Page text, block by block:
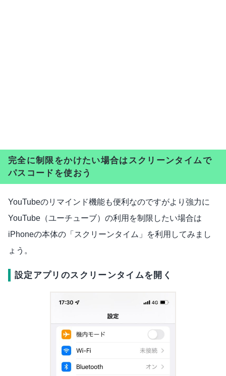
完全に制限をかけたい場合はスクリーンタイムで
パスコードを使おう
YouTubeのリマインド機能も便利なのですがより強力に
YouTube（ユーチューブ）の利用を制限したい場合は
iPhoneの本体の「スクリーンタイム」を利用してみまし
ょう。
設定アプリのスクリーンタイムを開く